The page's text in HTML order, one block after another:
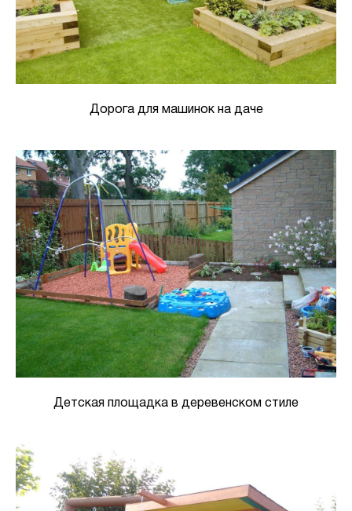
Дорога для машинок на даче
Детская площадка в деревенском стиле